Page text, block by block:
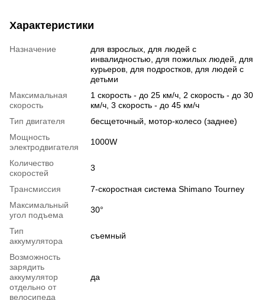
Характеристики
Назначение
для взрослых, для людей с
инвалидностью, для пожилых людей, для
курьеров, для подростков, для людей с
детьми
Максимальная
скорость
1 скорость - до 25 км/ч, 2 скорость - до 30
км/ч, 3 скорость - до 45 км/ч
Тип двигателя
бесщеточный, мотор-колесо (заднее)
Мощность
электродвигателя
1000W
Количество
скоростей
3
Трансмиссия
7-скоростная система Shimano Tourney
Максимальный
угол подъема
30°
Тип
аккумулятора
съемный
Возможность
зарядить
аккумулятор
отдельно от
велосипеда
да